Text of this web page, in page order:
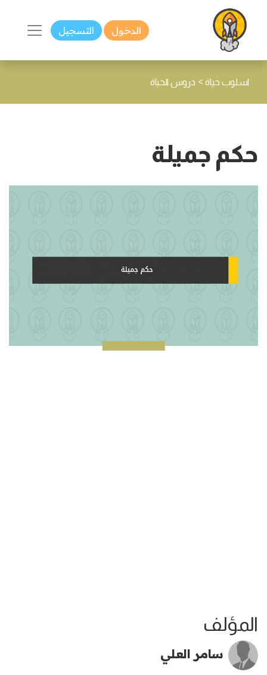
الدخول التسجيل
اسلوب حياة > دروس الحياة
حكم جميلة
المؤلف
سامر العلي